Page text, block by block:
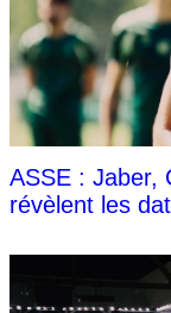
ASSE : Jaber,
révèlent les